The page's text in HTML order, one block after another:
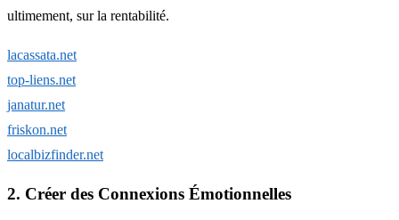
ultimement, sur la rentabilité.
lacassata.net
top-liens.net
janatur.net
friskon.net
localbizfinder.net
2. Créer des Connexions Émotionnelles